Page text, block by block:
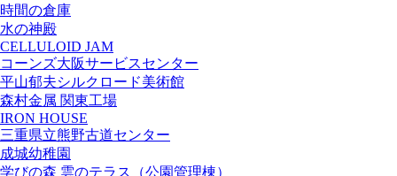
時間の倉庫
水の神殿
CELLULOID JAM
コーンズ大阪サービスセンター
平山郁夫シルクロード美術館
森村金属 関東工場
IRON HOUSE
三重県立熊野古道センター
成城幼稚園
学びの森 雲のテラス（公園管理棟）